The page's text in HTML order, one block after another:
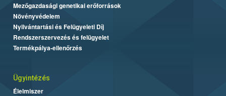
Mezőgazdasági genetikai erőforrások
Növényvédelem
Nyilvántartási és Felügyeleti Díj
Rendszerszervezés és felügyelet
Termékpálya-ellenőrzés
Ügyintézés
Élelmiszer